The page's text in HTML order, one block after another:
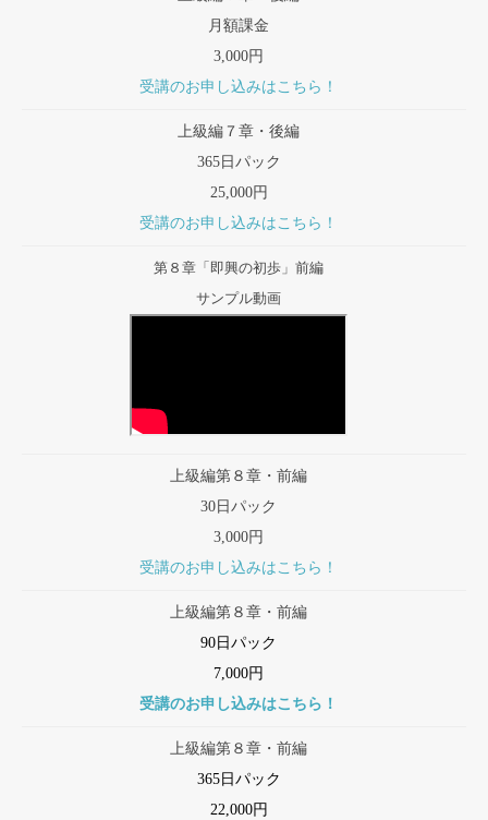
月額課金
3,000円
受講のお申し込みはこちら！
上級編７章・後編
365日パック
25,000円
受講のお申し込みはこちら！
第８章「即興の初歩」前編
サンプル動画
上級編第８章・前編
30日パック
3,000円
受講のお申し込みはこちら！
上級編第８章・前編
90日パック
7,000円
受講のお申し込みはこちら！
上級編第８章・前編
365日パック
22,000円